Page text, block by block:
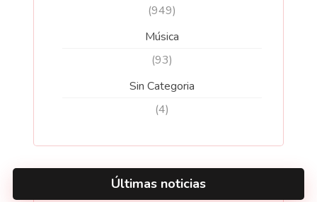
(949)
Música
(93)
Sin Categoria
(4)
Últimas noticias